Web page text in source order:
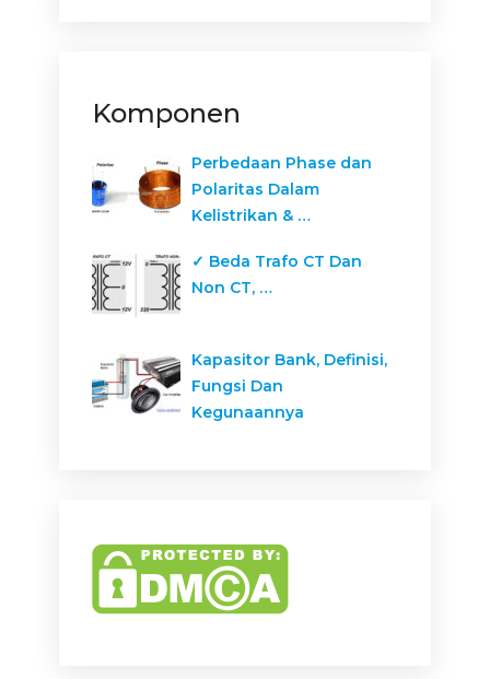
Komponen
Perbedaan Phase dan
Polaritas Dalam
Kelistrikan & …
✓ Beda Trafo CT Dan
Non CT, …
Kapasitor Bank, Definisi,
Fungsi Dan
Kegunaannya